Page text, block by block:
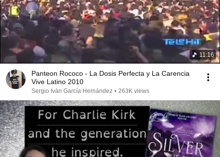
11:16
Panteon Rococo - La Dosis Perfecta y La Carencia
Vive Latino 2010
Sergio Iván García Hernández • 263K views